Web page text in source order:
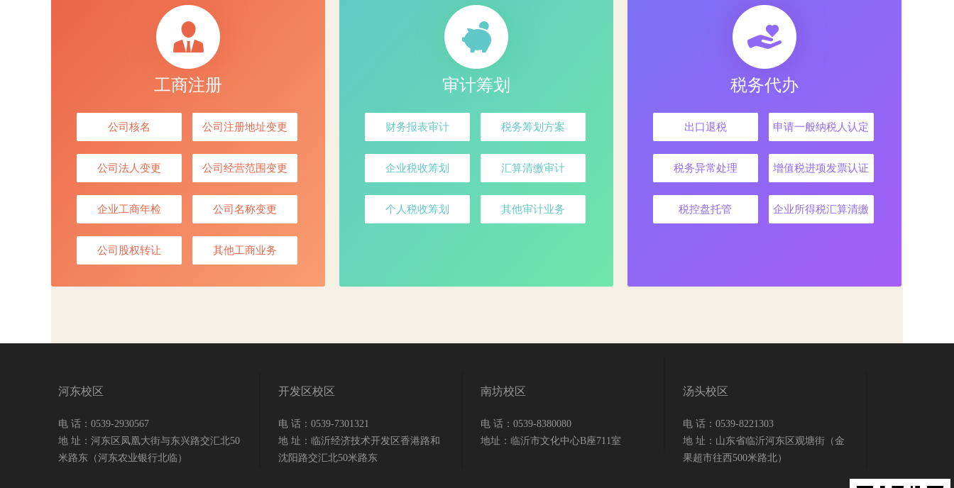
工商注册
公司核名 公司注册地址变更
公司法人变更 公司经营范围变更
企业工商年检 公司名称变更
公司股权转让 其他工商业务
审计筹划
财务报表审计 税务筹划方案
企业税收筹划 汇算清缴审计
个人税收筹划 其他审计业务
税务代办
出口退税 申请一般纳税人认定
税务异常处理 增值税进项发票认证
税控盘托管 企业所得税汇算清缴
河东校区
电 话：0539-2930567
地 址：河东区凤凰大街与东兴路交汇北50
米路东（河东农业银行北临）
开发区校区
电 话：0539-7301321
地 址：临沂经济技术开发区香港路和
沈阳路交汇北50米路东
南坊校区
电 话：0539-8380080
地址：临沂市文化中心B座711室
汤头校区
电 话：0539-8221303
地 址：山东省临沂河东区观塘街（金
果超市往西500米路北）